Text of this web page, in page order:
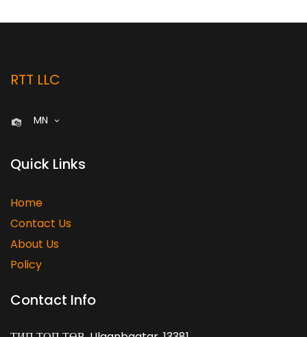
RTT LLC
MN
Quick Links
Home
Contact Us
About Us
Policy
Contact Info